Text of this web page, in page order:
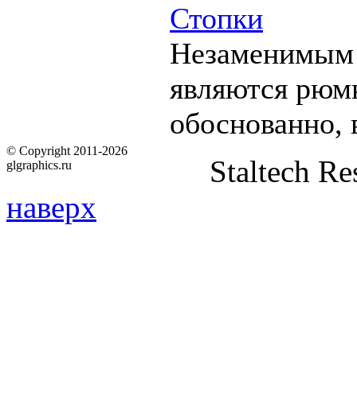
Стопки
Незаменимым
являются
обоснованно,
© Copyright 2011-2026
glgraphics.ru
Staltech
наверх